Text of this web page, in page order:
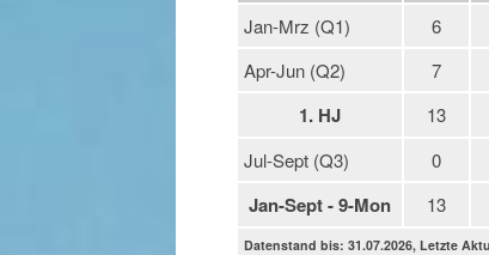
Jan-Mrz (Q1) 6
Apr-Jun (Q2)
7
1. HJ 13
Jul-Sept (Q3)
0
Jan-Sept - 9-Mon 13
Datenstand bis: 31.07.2026, Letzte